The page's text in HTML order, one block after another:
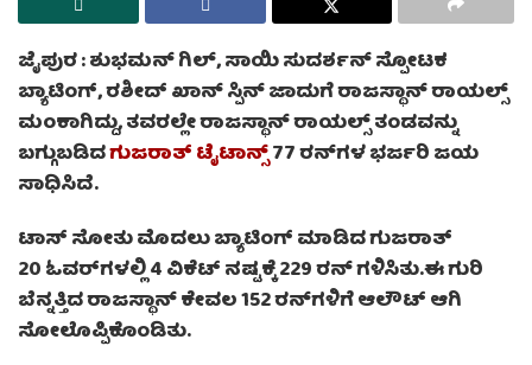
ಜೈಪುರ :ಶುಭಮನ್‌ ಗಿಲ್‌, ಸಾಯಿ ಸುದರ್ಶನ್‌ ಸ್ಪೋಟಕ
ಬ್ಯಾಟಿಂಗ್‌, ರಶೀದ್‌ ಖಾನ್‌ ಸ್ಪಿನ್‌ ಜಾದುಗೆ ರಾಜಸ್ಥಾನ್‌ ರಾಯಲ್ಸ್‌
ಮಂಕಾಗಿದ್ದು, ತವರಲ್ಲೇ ರಾಜಸ್ಥಾನ್‌ ರಾಯಲ್ಸ್‌ ತಂಡವನ್ನು
ಬಗ್ಗುಬಡಿದಗುಜರಾತ್‌ ಟೈಟಾನ್ಸ್‌77 ರನ್‌ಗಳ ಭರ್ಜರಿ ಜಯ
ಸಾಧಿಸಿದೆ.
ಟಾಸ್‌ ಸೋತು ಮೊದಲು ಬ್ಯಾಟಿಂಗ್‌ ಮಾಡಿದ ಗುಜರಾತ್‌
20 ಓವರ್‌ಗಳಲ್ಲಿ 4 ವಿಕೆಟ್‌ ನಷ್ಟಕ್ಕೆ 229 ರನ್‌ ಗಳಿಸಿತು.ಈ ಗುರಿ
ಬೆನ್ನತ್ತಿದ ರಾಜಸ್ಥಾನ್‌ ಕೇವಲ 152 ರನ್‌ಗಳಿಗೆ ಆಲೌಟ್‌ ಆಗಿ
ಸೋಲೊಪ್ಪಿಕೊಂಡಿತು.